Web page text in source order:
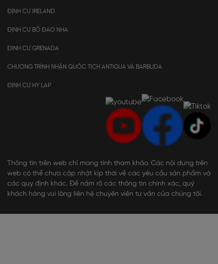
ĐỊNH CƯ IRELAND
ĐỊNH CƯ BỒ ĐÀO NHA
ĐINH CƯ GRENADA
CHƯƠNG TRÌNH NHẬN QUỐC TỊCH ANTIGUA VÀ BARBUDA
ĐỊNH CƯ HY LẠP
Thông tin trên web chỉ mang tính tham khảo. Các nội dung trên
web có thể chưa cập nhật kịp thời về các yêu cầu sản phẩm và
các quy định khác. Để nắm rõ các thông tin chính xác, quý
khách hàng vui lòng liên hệ chuyên viên tư vấn của chúng tôi.